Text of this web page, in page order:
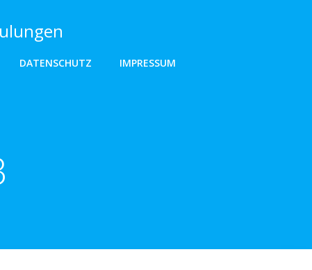
DATENSCHUTZ IMPRESSUM